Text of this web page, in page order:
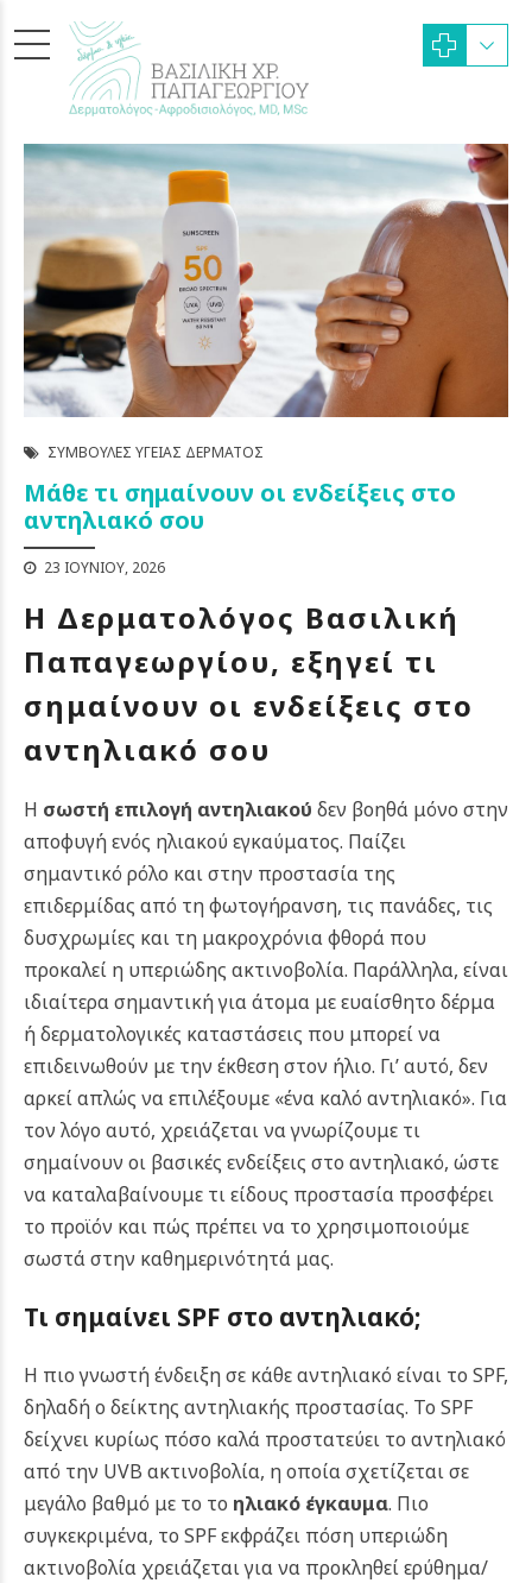
ΣΥΜΒΟΥΛΈΣ ΥΓΕΊΑΣ ΔΈΡΜΑΤΟΣ
Μάθε τι σημαίνουν οι ενδείξεις στο
αντηλιακό σου
23 ΙΟΥΝΊΟΥ, 2026
Η Δερματολόγος Βασιλική
Παπαγεωργίου, εξηγεί τι
σημαίνουν οι ενδείξεις στο
αντηλιακό σου
Η σωστή επιλογή αντηλιακού δεν βοηθά μόνο στην
αποφυγή ενός ηλιακού εγκαύματος. Παίζει
σημαντικό ρόλο και στην προστασία της
επιδερμίδας από τη φωτογήρανση, τις πανάδες, τις
δυσχρωμίες και τη μακροχρόνια φθορά που
προκαλεί η υπεριώδης ακτινοβολία. Παράλληλα, είναι
ιδιαίτερα σημαντική για άτομα με ευαίσθητο δέρμα
ή δερματολογικές καταστάσεις που μπορεί να
επιδεινωθούν με την έκθεση στον ήλιο. Γι’ αυτό, δεν
αρκεί απλώς να επιλέξουμε «ένα καλό αντηλιακό». Για
τον λόγο αυτό, χρειάζεται να γνωρίζουμε τι
σημαίνουν οι βασικές ενδείξεις στο αντηλιακό, ώστε
να καταλαβαίνουμε τι είδους προστασία προσφέρει
το προϊόν και πώς πρέπει να το χρησιμοποιούμε
σωστά στην καθημερινότητά μας.
Τι σημαίνει SPF στο αντηλιακό;
Η πιο γνωστή ένδειξη σε κάθε αντηλιακό είναι το SPF,
δηλαδή ο δείκτης αντηλιακής προστασίας. Το SPF
δείχνει κυρίως πόσο καλά προστατεύει το αντηλιακό
από την UVB ακτινοβολία, η οποία σχετίζεται σε
μεγάλο βαθμό με το το ηλιακό έγκαυμα. Πιο
συγκεκριμένα, το SPF εκφράζει πόση υπεριώδη
ακτινοβολία χρειάζεται για να προκληθεί ερύθημα/